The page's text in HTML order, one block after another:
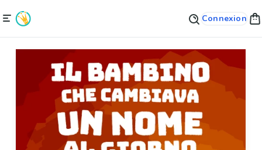
Connexion